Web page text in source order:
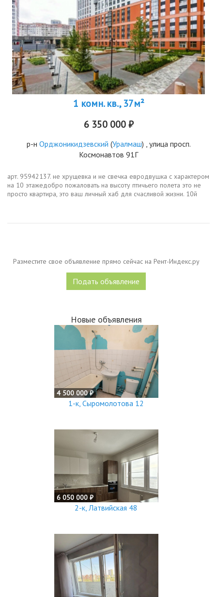
1 комн. кв., 37м²
6 350 000 ₽
р-н Орджоникидзевский (Уралмаш) , улица просп.
Космонавтов 91Г
арт. 95942137. не хрущевка и не свечка евродвушка с характером
на 10 этажедобро пожаловать на высоту птичьего полета это не
просто квартира, это ваш личный хаб для счасливой жизни. 10й
Разместите свое объявление прямо сейчас на Рент-Индекс.ру
Подать объявление
Новые объявления
4 500 000 ₽
1-к, Сыромолотова 12
6 050 000 ₽
2-к, Латвийская 48